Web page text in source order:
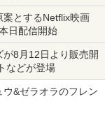
とするNetflix映画
日配信開始
が8月12日より販売開
などが登場
&ゼラオラのフレン